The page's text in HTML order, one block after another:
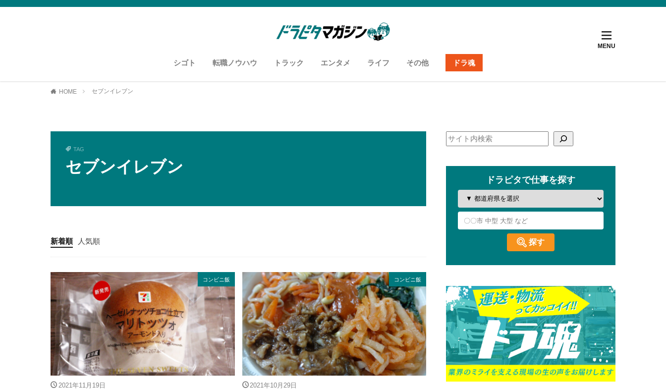
シゴト 転職ノウハウ トラック エンタメ ライフ その他 ドラ魂
HOME セブンイレブン
TAG
セブンイレブン
新着順 人気順
コンビニ飯
2021年11月19日
コンビニ飯
2021年10月29日